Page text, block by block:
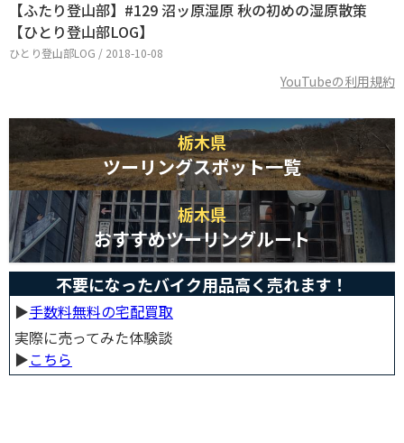
【ふたり登山部】#129 沼ッ原湿原 秋の初めの湿原散策
【ひとり登山部LOG】
ひとり登山部LOG / 2018-10-08
YouTubeの利用規約
栃木県
ツーリングスポット一覧
栃木県
おすすめツーリングルート
不要になったバイク用品高く売れます！
▶︎手数料無料の宅配買取
実際に売ってみた体験談
▶︎こちら